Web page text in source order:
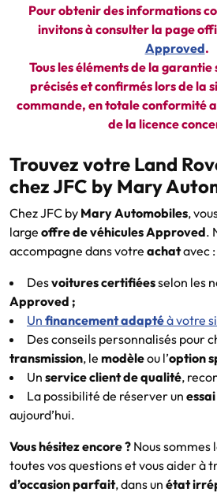
Pour obtenir des informations
invitons à consulter la page
Approved.
Tous les éléments de la
précisés et confirmés lors de la
commande, en totale conformité
de la licence
Trouvez votre Land
chez JFC by Mary
Chez JFC by Mary Automobiles,
large offre de véhicules Approved.
accompagne dans votre achatavec :
Desvoitures certifiéesselon les
Approved ;
Un financement adaptéà votre
Des conseils personnalisés pour
transmission, le modèleou l’option
Un service client de qualité,
La possibilité de réserver un
aujourd’hui.
Vous hésitez encore ? Nous sommes
toutes vos questions et vous aider à
d’occasion parfait, dans un état